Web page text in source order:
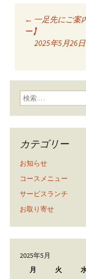
投稿
ン
← 一足先にご案
ー】
2025年5月26
検索:
カテゴリー
お知らせ
コースメニュー
サービスランチ
お取り寄せ
2025年5月
月
火